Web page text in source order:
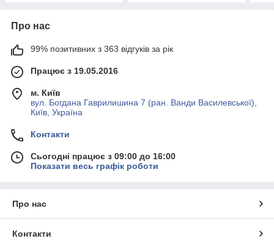
Про нас
99% позитивних з 363 відгуків за рік
Працює з 19.05.2016
м. Київ
вул. Богдана Гаврилишина 7 (ран. Ванди Василевської),
Київ, Україна
Контакти
Сьогодні працює з 09:00 до 16:00
Показати весь графік роботи
Про нас
Контакти